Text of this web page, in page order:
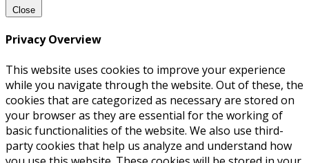
Close
Privacy Overview
This website uses cookies to improve your experience
while you navigate through the website. Out of these, the
cookies that are categorized as necessary are stored on
your browser as they are essential for the working of
basic functionalities of the website. We also use third-
party cookies that help us analyze and understand how